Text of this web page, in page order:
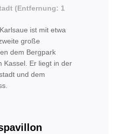
(Entfernung: 1
ist mit etwa
große
dem Bergpark
Kassel. Er liegt in der
und dem